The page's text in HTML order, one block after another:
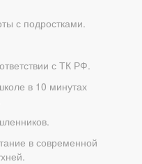
с подростками.
с ТК РФ.
в 10 минутах
в современной